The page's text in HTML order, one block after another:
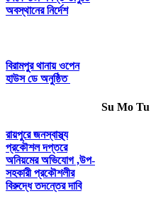
অবস্থানের নির্দেশ
বিরামপুর থানায় ওপেন
হাউস ডে অনুষ্ঠিত
রায়পুরে জনস্বাস্থ্য
প্রকৌশল দপ্তরে
অনিয়মের অভিযোগ ,উপ-
সহকারী প্রকৌশলীর
বিরুদ্ধে তদন্তের দাবি
Su Mo Tu